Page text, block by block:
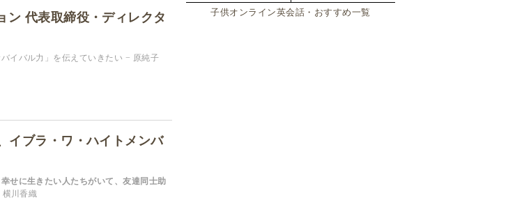
ン 代表取締役・ディレクタ
イバル力」を伝えていきたい − 原純子
イブラ・ワ・ハイトメンバ
せに生きたい人たちがいて、友達同士助
横川香織
子供オンライン英会話・おすすめ一覧